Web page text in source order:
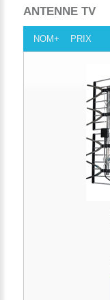
ANTENNE TV
NOM+ PRIX